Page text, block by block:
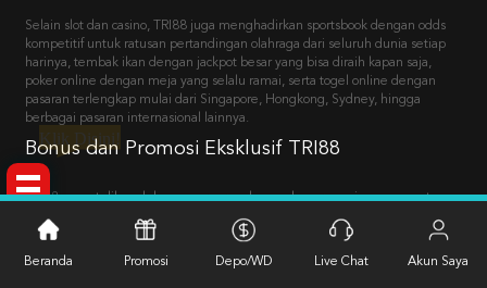
Klik Disini!
Selain slot dan casino, TRI88 juga menghadirkan sportsbook dengan odds
kompetitif untuk ratusan pertandingan olahraga dari seluruh dunia setiap
harinya, tembak ikan dengan jackpot besar yang bisa diraih kapan saja,
poker online dengan meja yang selalu ramai, serta togel online dengan
pasaran terlengkap mulai dari Singapore, Hongkong, Sydney, hingga
berbagai pasaran internasional lainnya.
Bonus dan Promosi Eksklusif TRI88
TRI88 sangat dikenal dengan program bonus dan promosi yang sangat
menggiurkan. Begitu mendaftar sebagai member baru, kamu langsung
berhak atas bonus new member yang bisa digunakan untuk bermain
semua jenis game. Setiap minggu tersedia cashback yang dihitung
otomatis dari total turnover, memastikan kamu selalu mendapatkan
Beranda Promosi Depo/WD Live Chat Akun Saya